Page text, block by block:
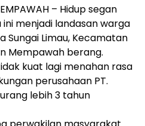
– Hidup segan
menjadi landasan warga
Sungai Limau, Kecamatan
Mempawah berang.
kuat lagi menahan rasa
perusahaan PT.
lebih 3 tahun